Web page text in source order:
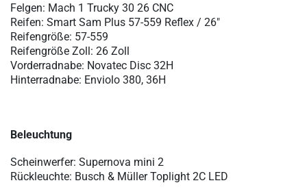
Felgen: Mach 1 Trucky 30 26 CNC
Reifen: Smart Sam Plus 57-559 Reflex / 26"
Reifengröße: 57-559
Reifengröße Zoll: 26 Zoll
Vorderradnabe: Novatec Disc 32H
Hinterradnabe: Enviolo 380, 36H
Beleuchtung
Scheinwerfer: Supernova mini 2
Rückleuchte: Busch & Müller Toplight 2C LED